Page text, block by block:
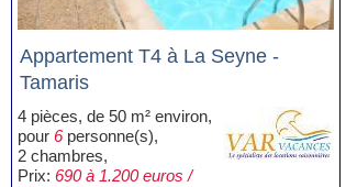
Appartement T4 à La Seyne -
Tamaris
4 pièces, de 50 m² environ,
pour 6personne(s),
2 chambres,
Prix: 690 à 1.200 euros /